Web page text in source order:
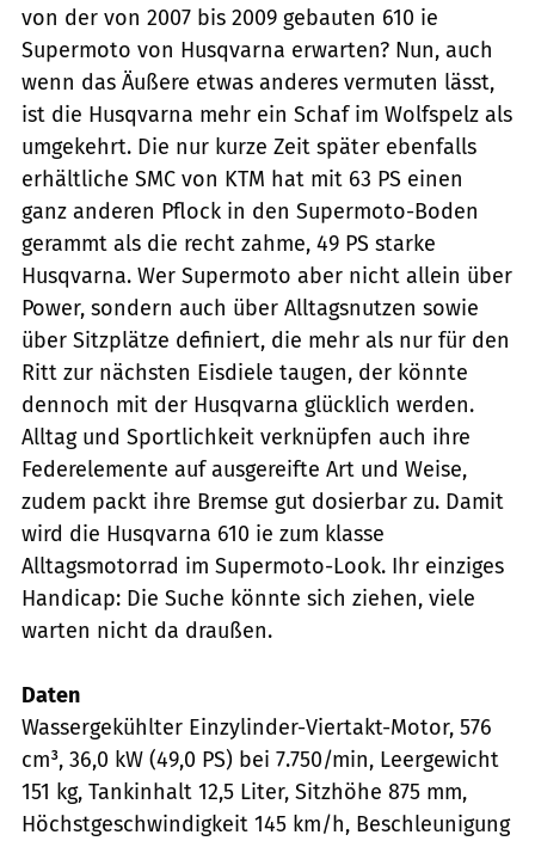
von der von 2007 bis 2009 gebauten 610 ie
Supermoto von Husqvarna erwarten? Nun, auch
wenn das Äußere etwas anderes vermuten lässt,
ist die Husqvarna mehr ein Schaf im Wolfspelz als
umgekehrt. Die nur kurze Zeit später ebenfalls
erhältliche SMC von KTM hat mit 63 PS einen
ganz anderen Pflock in den Supermoto-Boden
gerammt als die recht zahme, 49 PS starke
Husqvarna. Wer Supermoto aber nicht allein über
Power, sondern auch über Alltagsnutzen sowie
über Sitzplätze definiert, die mehr als nur für den
Ritt zur nächs­ten Eisdiele taugen, der könnte
dennoch mit der Husqvarna glücklich werden.
Alltag und Sportlichkeit verknüpfen auch ihre
Federelemente auf ausgereifte Art und Weise,
zudem packt ihre Bremse gut dosierbar zu. Damit
wird die Husqvarna 610 ie zum klasse
Alltagsmotorrad im Supermoto-Look. Ihr einziges
Handicap: Die Suche könnte sich ziehen, viele
warten nicht da draußen.
Daten
Wassergekühlter Einzylinder-Viertakt-Motor, 576
cm³, 36,0 kW (49,0 PS) bei 7.750/min, Leergewicht
151 kg, Tankinhalt 12,5 Liter, Sitzhöhe 875 mm,
Höchstgeschwindigkeit 145 km/h, Beschleunigung